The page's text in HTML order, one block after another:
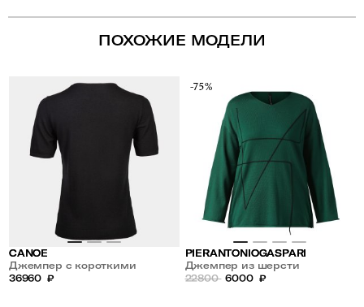
ПОХОЖИЕ МОДЕЛИ
CANOE
Джемпер с короткими
рукавами из кашемира
36960 ₽
-75%
PIERANTONIOGASPARI
Джемпер из шерсти
22800 6000 ₽